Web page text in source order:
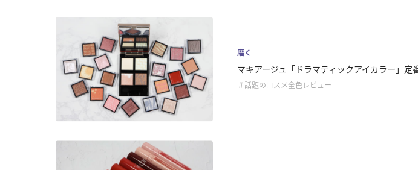
磨く
マキアージュ「ドラマティックアイカラー」定
＃話題のコスメ全色レビュー